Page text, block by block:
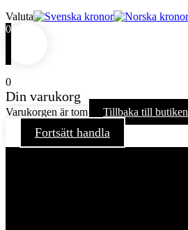
Valuta
0
0
Din varukorg
Varukorgen är tom Tillbaka till butiken
Fortsätt handla